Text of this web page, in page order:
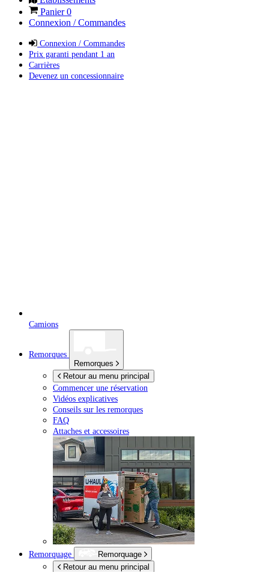
Panier0
Connexion / Commandes
Connexion / Commandes
Prix garanti pendant 1 an
Carrières
Devenez un concessionnaire
Camions
Remorques
Remorques
Retour au menu principal
Commencer une réservation
Vidéos explicatives
Conseils sur les remorques
FAQ
Attaches et accessoires
Remorquage
Remorquage
Retour au menu principal